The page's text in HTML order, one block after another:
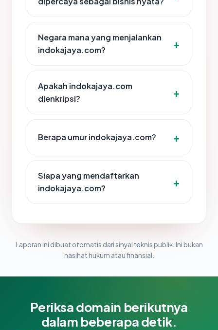
Negara mana yang menjalankan
indokajaya.com?
Apakah indokajaya.com
dienkripsi?
Berapa umur indokajaya.com?
Siapa yang mendaftarkan
indokajaya.com?
Laporan ini dibuat otomatis dari sinyal teknis publik. Ini bukan
nasihat hukum atau finansial.
Periksa domain berikutnya
dalam beberapa detik.